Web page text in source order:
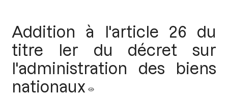
Addition à l'article 26 du
titre ler du décret sur
l'administration des biens
nationaux